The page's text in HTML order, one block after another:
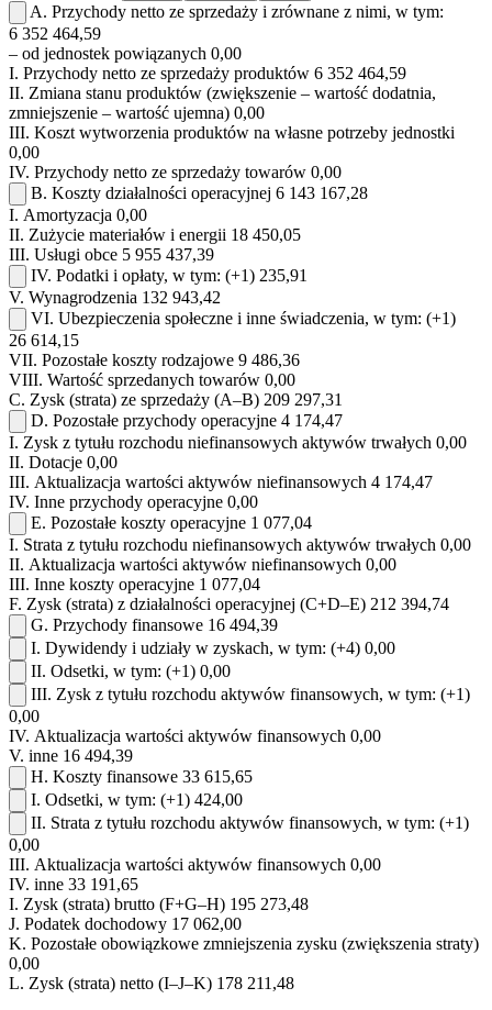
A. Przychody netto ze sprzedaży i zrównane z nimi, w tym:
6 352 464,59
– od jednostek powiązanych 0,00
I. Przychody netto ze sprzedaży produktów 6 352 464,59
II. Zmiana stanu produktów (zwiększenie – wartość dodatnia,
zmniejszenie – wartość ujemna) 0,00
III. Koszt wytworzenia produktów na własne potrzeby jednostki
0,00
IV. Przychody netto ze sprzedaży towarów 0,00
B. Koszty działalności operacyjnej 6 143 167,28
I. Amortyzacja 0,00
II. Zużycie materiałów i energii 18 450,05
III. Usługi obce 5 955 437,39
IV. Podatki i opłaty, w tym: (+1) 235,91
V. Wynagrodzenia 132 943,42
VI. Ubezpieczenia społeczne i inne świadczenia, w tym: (+1)
26 614,15
VII. Pozostałe koszty rodzajowe 9 486,36
VIII. Wartość sprzedanych towarów 0,00
C. Zysk (strata) ze sprzedaży (A–B) 209 297,31
D. Pozostałe przychody operacyjne 4 174,47
I. Zysk z tytułu rozchodu niefinansowych aktywów trwałych 0,00
II. Dotacje 0,00
III. Aktualizacja wartości aktywów niefinansowych 4 174,47
IV. Inne przychody operacyjne 0,00
E. Pozostałe koszty operacyjne 1 077,04
I. Strata z tytułu rozchodu niefinansowych aktywów trwałych 0,00
II. Aktualizacja wartości aktywów niefinansowych 0,00
III. Inne koszty operacyjne 1 077,04
F. Zysk (strata) z działalności operacyjnej (C+D–E) 212 394,74
G. Przychody finansowe 16 494,39
I. Dywidendy i udziały w zyskach, w tym: (+4) 0,00
II. Odsetki, w tym: (+1) 0,00
III. Zysk z tytułu rozchodu aktywów finansowych, w tym: (+1)
0,00
IV. Aktualizacja wartości aktywów finansowych 0,00
V. inne 16 494,39
H. Koszty finansowe 33 615,65
I. Odsetki, w tym: (+1) 424,00
II. Strata z tytułu rozchodu aktywów finansowych, w tym: (+1)
0,00
III. Aktualizacja wartości aktywów finansowych 0,00
IV. inne 33 191,65
I. Zysk (strata) brutto (F+G–H) 195 273,48
J. Podatek dochodowy 17 062,00
K. Pozostałe obowiązkowe zmniejszenia zysku (zwiększenia straty)
0,00
L. Zysk (strata) netto (I–J–K) 178 211,48